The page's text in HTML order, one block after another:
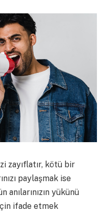
zayıflatır, kötü bir
paylaşmak ise
anılarınızın yükünü
ifade etmek